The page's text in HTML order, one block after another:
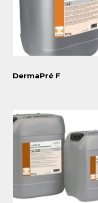
DermaPré F